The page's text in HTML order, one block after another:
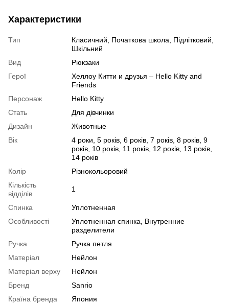
Характеристики
Тип
Класичний, Початкова школа, Підлітковий,
Шкільний
Вид
Рюкзаки
Герої
Хеллоу Китти и друзья – Hello Kitty and
Friends
Персонаж
Hello Kitty
Стать
Для дівчинки
Дизайн
Животные
Вік
4 роки, 5 років, 6 років, 7 років, 8 років, 9
років, 10 років, 11 років, 12 років, 13 років,
14 років
Колір
Різнокольоровий
Кількість
відділів
1
Спинка
Уплотненная
Особливості
Уплотненная спинка, Внутренние
разделители
Ручка
Ручка петля
Матеріал
Нейлон
Матеріал верху
Нейлон
Бренд
Sanrio
Країна бренда
Япония